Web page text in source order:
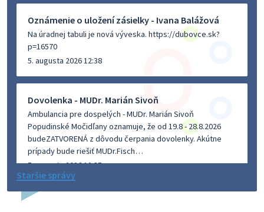
Oznámenie o uložení zásielky - Ivana Balážová
Na úradnej tabuli je nová výveska. https://dubovce.sk?
p=16570
5. augusta 2026 12:38
Dovolenka - MUDr. Marián Sivoň
Ambulancia pre dospelých - MUDr. Marián Sivoň
Popudinské Močidľany oznamuje, že od 19.8 - 28.8.2026
budeZATVORENÁ z dôvodu čerpania dovolenky. Akútne
prípady bude riešiť MUDr.Fisch…
5. augusta 2026 12:35
Staršie správy